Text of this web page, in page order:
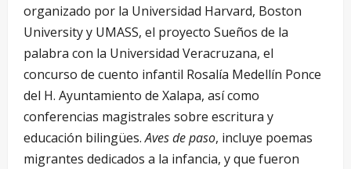
organizado por la Universidad Harvard, Boston
University y UMASS, el proyecto Sueños de la
palabra con la Universidad Veracruzana, el
concurso de cuento infantil Rosalía Medellín Ponce
del H. Ayuntamiento de Xalapa, así como
conferencias magistrales sobre escritura y
educación bilingües.Aves de paso, incluye poemas
migrantes dedicados a la infancia, y que fueron